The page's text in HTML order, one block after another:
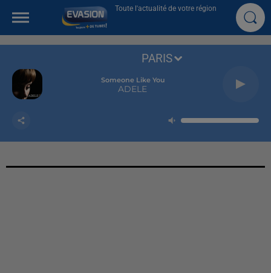
Toute l'actualité de votre région
Someone Like You
ADELE
PARIS